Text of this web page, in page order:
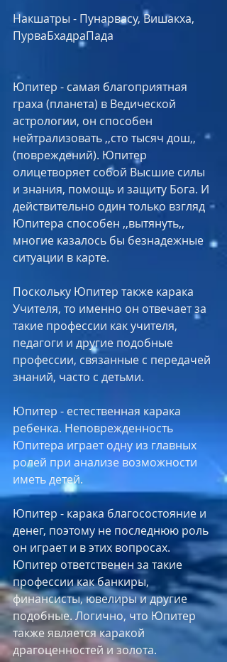
Накшатры - Пунарвасу, Вишакха,
ПурваБхадраПада
Юпитер - самая благоприятная
граха (планета) в Ведической
астрологии, он способен
нейтрализовать ,,сто тысяч дош,,
(повреждений). Юпитер
олицетворяет собой Высшие силы
и знания, помощь и защиту Бога. И
действительно один только взгляд
Юпитера способен ,,вытянуть,,
многие казалось бы безнадежные
ситуации в карте.
Поскольку Юпитер также карака
Учителя, то именно он отвечает за
такие профессии как учителя,
педагоги и другие подобные
профессии, связанные с передачей
знаний, часто с детьми.
Юпитер - естественная карака
ребенка. Неповрежденность
Юпитера играет одну из главных
ролей при анализе возможности
иметь детей.
Юпитер - карака благосостояние и
денег, поэтому не последнюю роль
он играет и в этих вопросах.
Юпитер ответственен за такие
профессии как банкиры,
финансисты, ювелиры и другие
подобные. Логично, что Юпитер
также является каракой
драгоценностей и золота.